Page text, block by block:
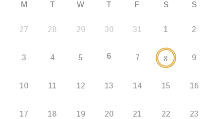
M T W T F S S
27 28 29 30 31 1 2
3 4 5 6 7 8 9
10 11 12 13 14 15 16
17 18 19 20 21 22 23